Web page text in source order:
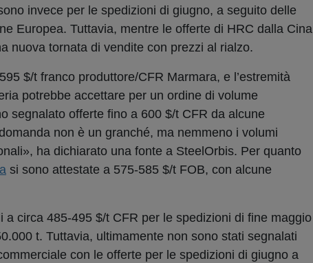
invece per le spedizioni di giugno, a seguito delle
Europea. Tuttavia, mentre le offerte di HRC dalla Cina
nuova tornata di vendite con prezzi al rialzo.
$/t franco produttore/CFR Marmara, e l’estremità
potrebbe accettare per un ordine di volume
segnalato offerte fino a 600 $/t CFR da alcune
non è un granché, ma nemmeno i volumi
ha dichiarato una fonte a SteelOrbis. Per quanto
si sono attestate a 575-585 $/t FOB, con alcune
circa 485-495 $/t CFR per le spedizioni di fine maggio
t. Tuttavia, ultimamente non sono stati segnalati
con le offerte per le spedizioni di giugno a